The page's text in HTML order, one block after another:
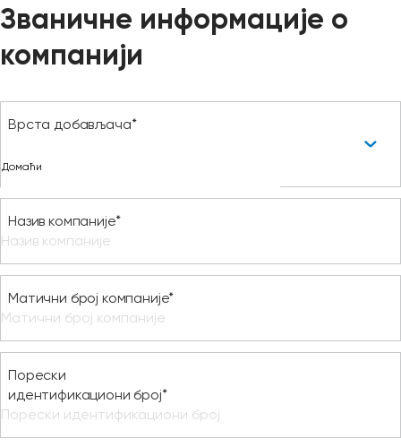
Званичне информације о
компанији
Врста добављача*
Назив компаније*
Матични број компаније*
Порески
идентификациони број*